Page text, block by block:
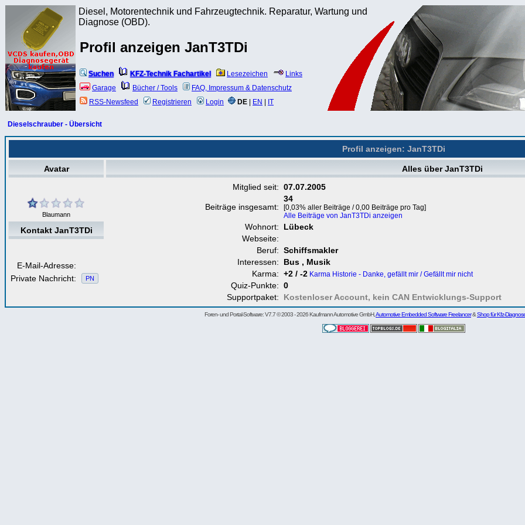
Diesel, Motorentechnik und Fahrzeugtechnik. Reparatur, Wartung und
Diagnose (OBD).
Profil anzeigen JanT3TDi
Suchen KFZ-Technik Fachartikel Lesezeichen
Links
Garage
Bücher / Tools
FAQ, Impressum & Datenschutz
RSS-Newsfeed
Registrieren Login DE EN IT
Dieselschrauber - Übersicht
Profil anzeigen: JanT3TDi
Avatar Alles über JanT3TDi
Blaumann
Mitglied seit: 07.07.2005
Beiträge insgesamt:
34
[0,03% aller Beiträge / 0,00 Beiträge pro Tag]
Alle Beiträge von JanT3TDi anzeigen
Wohnort:
Lübeck
Webseite:
Beruf: Schiffsmakler
Interessen:
Bus , Musik
Karma: +2 / -2 Karma Historie - Danke, gefällt mir / Gefällt mir nicht
Quiz-Punkte: 0
Supportpaket:
Kostenloser Account, kein CAN Entwicklungs-Support
Kontakt JanT3TDi
E-Mail-Adresse:
Private Nachricht:
PN
Foren- und Portal-Software: V7.7 © 2003 - 2026 Kaufmann Automotive GmbH,Automotive Embedded Software Freelancer&Shop für Kfz-